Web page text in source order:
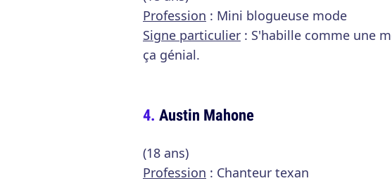
Profession : Mini blogueuse mode
Signe particulier : S'habille comme une
ça génial.
Austin Mahone
(18 ans)
Profession : Chanteur texan